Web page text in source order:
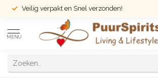
Veilig verpakt en Snel verzonden!
MENU